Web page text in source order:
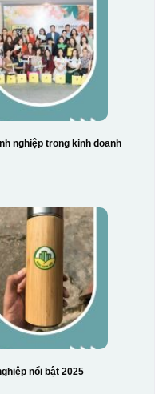
nghiệp trong kinh doanh
nổi bật 2025